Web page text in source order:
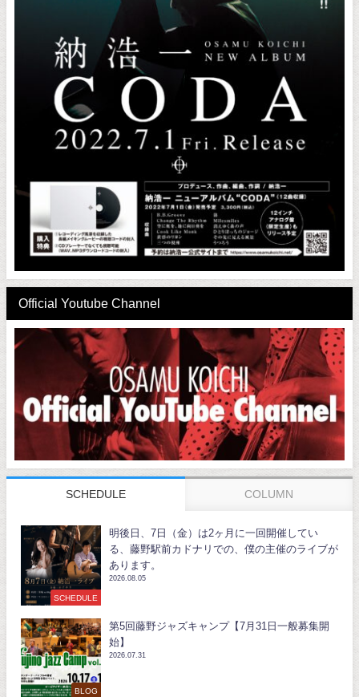
Official Youtube Channel
SCHEDULE COLUMN
SCHEDULE
明後日、7日（金）は2ヶ月に一回開催してい
る、藤野駅前カドナリでの、僕の主催のライブが
あります。
2026.08.05
BLOG
第5回藤野ジャズキャンプ【7月31日一般募集開
始】
2026.07.31